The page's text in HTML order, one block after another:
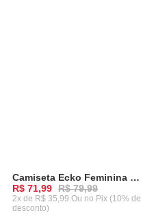
-10%
Camiseta Ecko Feminina Manga Longa Especial Rosa
R$ 71,99 R$ 79,99
2x de R$ 35,99 Ou no Pix (10% de
desconto)